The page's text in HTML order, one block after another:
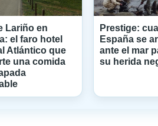
Lariño en
el faro hotel
Atlántico que
una comida
Prestige:
España se
ante el mar
su herida